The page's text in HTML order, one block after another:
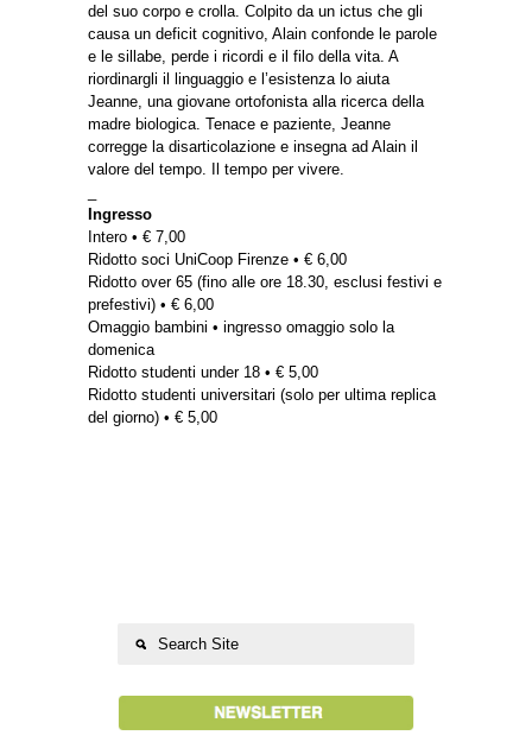
del suo corpo e crolla. Colpito da un ictus che gli
causa un deficit cognitivo, Alain confonde le parole
e le sillabe, perde i ricordi e il filo della vita. A
riordinargli il linguaggio e l’esistenza lo aiuta
Jeanne, una giovane ortofonista alla ricerca della
madre biologica. Tenace e paziente, Jeanne
corregge la disarticolazione e insegna ad Alain il
valore del tempo. Il tempo per vivere.
Ingresso
Intero • € 7,00
Ridotto soci UniCoop Firenze • € 6,00
Ridotto over 65 (fino alle ore 18.30, esclusi festivi e
prefestivi) • € 6,00
Omaggio bambini • ingresso omaggio solo la
domenica
Ridotto studenti under 18 • € 5,00
Ridotto studenti universitari (solo per ultima replica
del giorno) • € 5,00